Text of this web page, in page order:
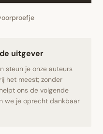
uitgever
steun je onze auteurs
het meest; zonder
ons de volgende
we je oprecht dankbaar